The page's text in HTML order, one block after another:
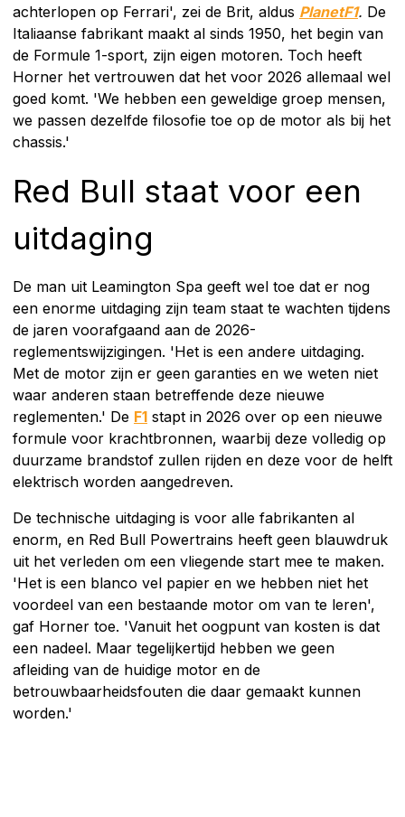
achterlopen op Ferrari', zei de Brit, aldus PlanetF1. De
Italiaanse fabrikant maakt al sinds 1950, het begin van
de Formule 1-sport, zijn eigen motoren. Toch heeft
Horner het vertrouwen dat het voor 2026 allemaal wel
goed komt. 'We hebben een geweldige groep mensen,
we passen dezelfde filosofie toe op de motor als bij het
chassis.'
Red Bull staat voor een
uitdaging
De man uit Leamington Spa geeft wel toe dat er nog
een enorme uitdaging zijn team staat te wachten tijdens
de jaren voorafgaand aan de 2026-
reglementswijzigingen. 'Het is een andere uitdaging.
Met de motor zijn er geen garanties en we weten niet
waar anderen staan betreffende deze nieuwe
reglementen.' De F1 stapt in 2026 over op een nieuwe
formule voor krachtbronnen, waarbij deze volledig op
duurzame brandstof zullen rijden en deze voor de helft
elektrisch worden aangedreven.
De technische uitdaging is voor alle fabrikanten al
enorm, en Red Bull Powertrains heeft geen blauwdruk
uit het verleden om een vliegende start mee te maken.
'Het is een blanco vel papier en we hebben niet het
voordeel van een bestaande motor om van te leren',
gaf Horner toe. 'Vanuit het oogpunt van kosten is dat
een nadeel. Maar tegelijkertijd hebben we geen
afleiding van de huidige motor en de
betrouwbaarheidsfouten die daar gemaakt kunnen
worden.'